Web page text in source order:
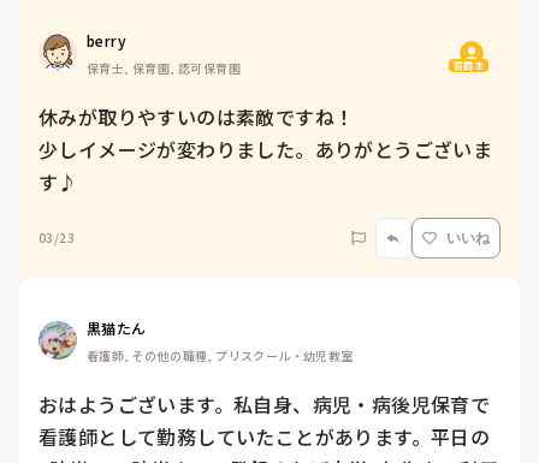
berry
保育士, 保育園, 認可保育園 質問主
休みが取りやすいのは素敵ですね！
少しイメージが変わりました。ありがとうございま
す♪
03/23 いいね
黒猫たん
看護師, その他の職種, プリスクール・幼児教室
おはようございます。私自身、病児・病後児保育で
看護師として勤務していたことがあります。平日の